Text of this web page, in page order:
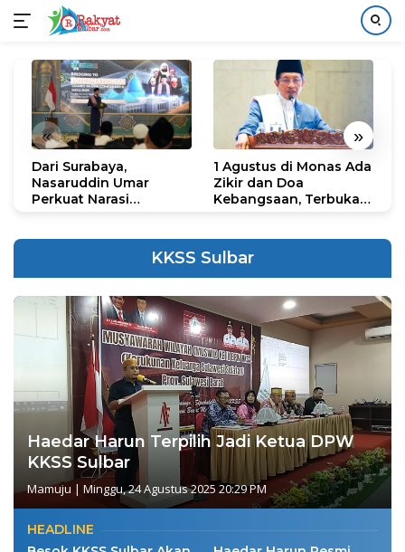
konten
« »
Dari Surabaya,
Nasaruddin Umar
Perkuat Narasi
1 Agustus di Monas Ada
Zikir dan Doa
Kebangsaan, Terbuka
KKSS Sulbar
Haedar Harun Terpilih Jadi Ketua DPW
KKSS Sulbar
Mamuju | Minggu, 24 Agustus 2025 20:29 PM
HEADLINE